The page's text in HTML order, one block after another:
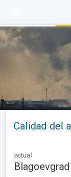
Calidad del
actual
Blagoevgrad